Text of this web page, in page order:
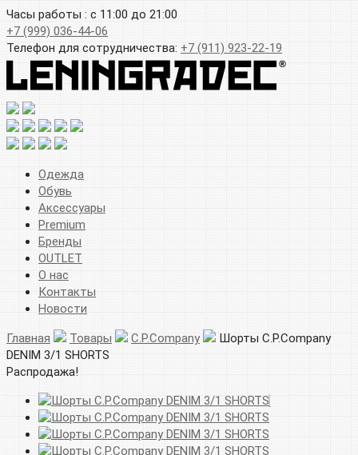
Часы работы : с 11:00 до 21:00
+7 (999) 036-44-06
Телефон для сотрудничества: +7 (911) 923-22-19
Одежда
Обувь
Аксессуары
Premium
Бренды
OUTLET
О нас
Контакты
Новости
Главная Товары C.P.Company
Шорты C.P.Company
DENIM 3/1 SHORTS
Распродажа!